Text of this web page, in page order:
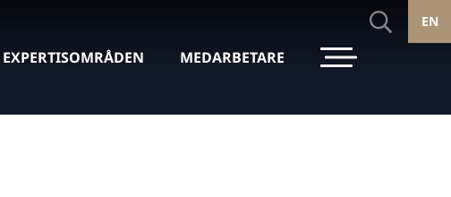
EXPERTISOMRÅDEN MEDARBETARE
EN